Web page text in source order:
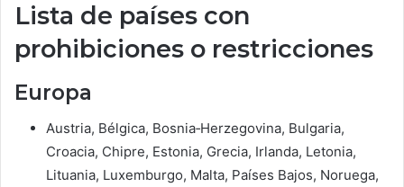
Lista de países con
prohibiciones o restricciones
Europa
Austria, Bélgica, Bosnia‑Herzegovina, Bulgaria,
Croacia, Chipre, Estonia, Grecia, Irlanda, Letonia,
Lituania, Luxemburgo, Malta, Países Bajos, Noruega,